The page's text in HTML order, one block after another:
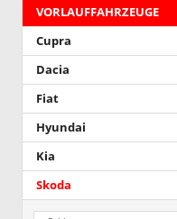
VORLAUFFAHRZEUGE
Cupra
Dacia
Fiat
Hyundai
Kia
Skoda